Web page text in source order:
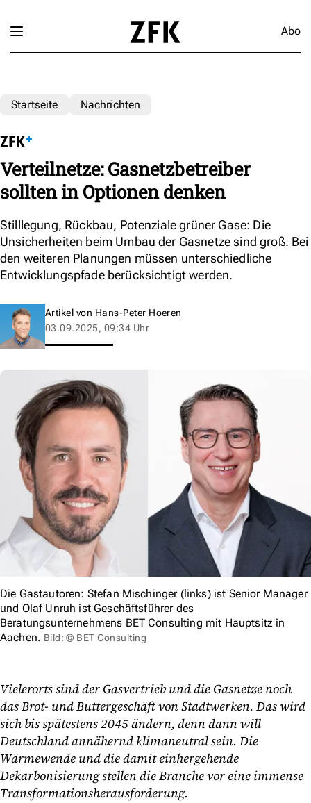
Abo
Startseite Nachrichten
Verteilnetze: Gasnetzbetreiber
sollten in Optionen denken
Stilllegung, Rückbau, Potenziale grüner Gase: Die
Unsicherheiten beim Umbau der Gasnetze sind groß. Bei
den weiteren Planungen müssen unterschiedliche
Entwicklungspfade berücksichtigt werden.
Artikel von Hans-Peter Hoeren
03.09.2025, 09:34 Uhr
Die Gastautoren: Stefan Mischinger (links) ist Senior Manager
und Olaf Unruh ist Geschäftsführer des
Beratungsunternehmens BET Consulting mit Hauptsitz in
Aachen. Bild: © BET Consulting
Vielerorts sind der Gasvertrieb und die Gasnetze noch
das Brot- und Buttergeschäft von Stadtwerken. Das wird
sich bis spätestens 2045 ändern, denn dann will
Deutschland annähernd klimaneutral sein. Die
Wärmewende und die damit einhergehende
Dekarbonisierung stellen die Branche vor eine immense
Transformationsherausforderung.